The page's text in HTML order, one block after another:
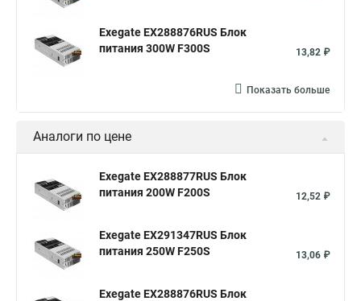
Exegate EX288876RUS Блок
питания 300W F300S
13,82 ₽
Показать больше
Аналоги по цене
Exegate EX288877RUS Блок
питания 200W F200S
12,52 ₽
Exegate EX291347RUS Блок
питания 250W F250S
13,06 ₽
Exegate EX288876RUS Блок